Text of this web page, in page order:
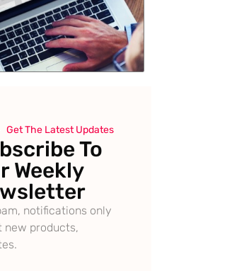
Get The Latest Updates
To
Weekly
notifications only
new products,